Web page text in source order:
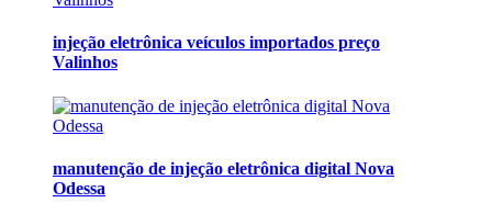
injeção eletrônica veículos importados preço
Valinhos
manutenção de injeção eletrônica digital Nova
Odessa